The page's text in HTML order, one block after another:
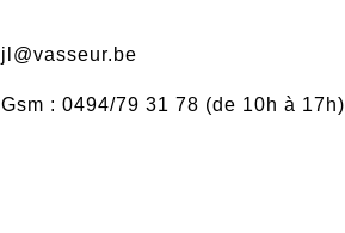
jl@vasseur.be
Gsm : 0494/79 31 78 (de 10h à 17h)